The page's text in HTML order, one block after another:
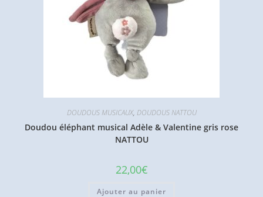
DOUDOUS MUSICAUX, DOUDOUS NATTOU
Doudou éléphant musical Adèle & Valentine gris rose
NATTOU
22,00€
Ajouter au panier